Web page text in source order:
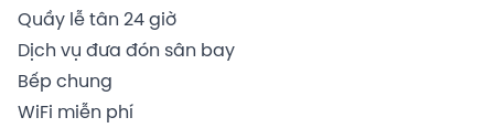
Quầy lễ tân 24 giờ
Dịch vụ đưa đón sân bay
Bếp chung
WiFi miễn phí